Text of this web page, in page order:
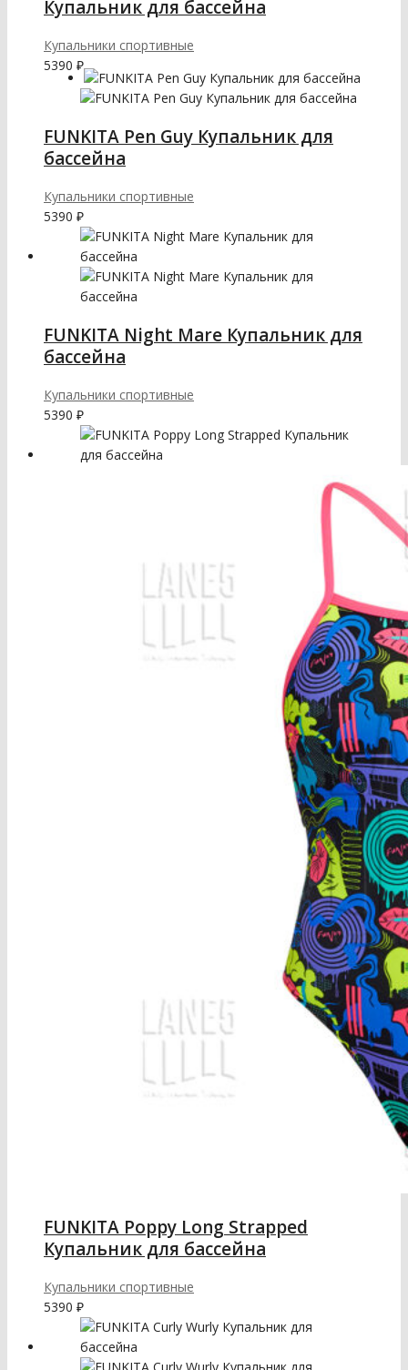
Купальник для бассейна
Купальники спортивные
5390 ₽
FUNKITA Pen Guy Купальник для
бассейна
Купальники спортивные
5390 ₽
FUNKITA Night Mare Купальник для
бассейна
Купальники спортивные
5390 ₽
FUNKITA Poppy Long Strapped
Купальник для бассейна
Купальники спортивные
5390 ₽